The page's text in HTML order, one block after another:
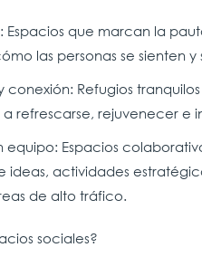
Espacios que marcan la
las personas se sienten
conexión: Refugios
a refrescarse, rejuvenecer
equipo: Espacios
ideas, actividades
de alto tráfico.
sociales?